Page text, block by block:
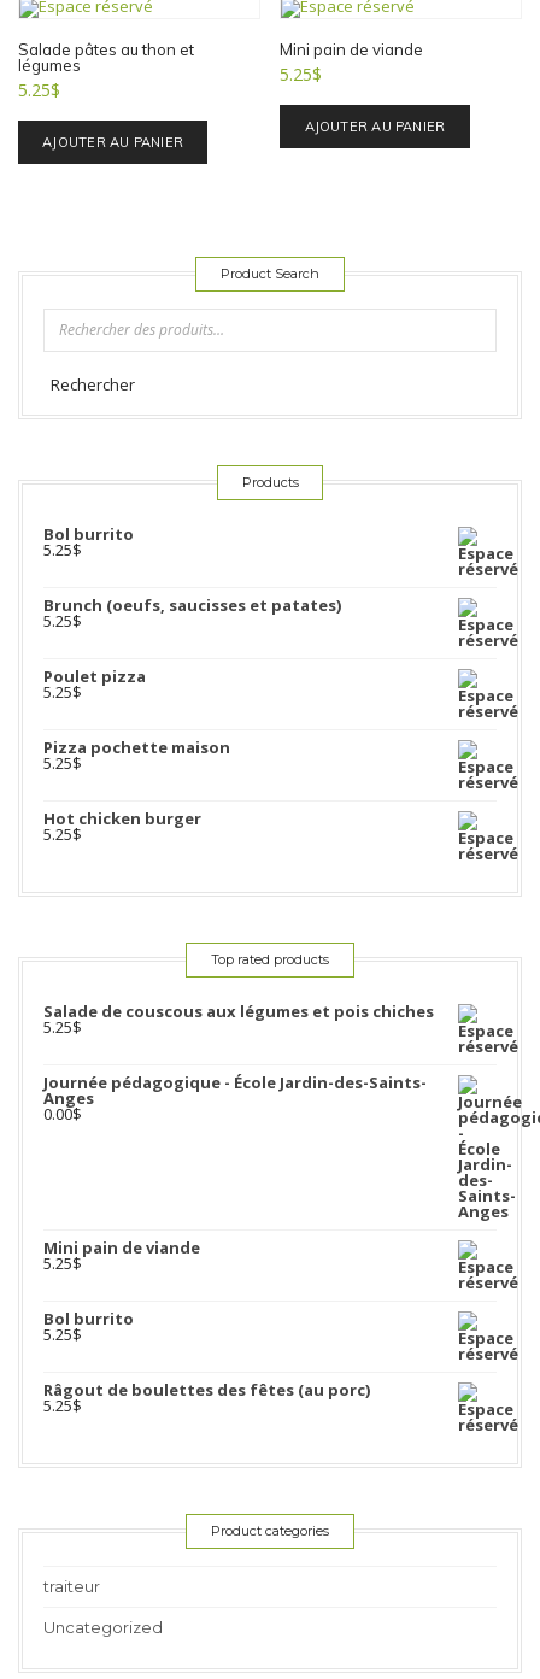
Salade pâtes au thon et
légumes
5.25$
AJOUTER AU PANIER
Mini pain de viande
5.25$
AJOUTER AU PANIER
Product Search
Rechercher
Products
Bol burrito
5.25$
Brunch (oeufs, saucisses et patates)
5.25$
Poulet pizza
5.25$
Pizza pochette maison
5.25$
Hot chicken burger
5.25$
Top rated products
Salade de couscous aux légumes et pois chiches
5.25$
Journée pédagogique - École Jardin-des-Saints-
Anges
0.00$
Mini pain de viande
5.25$
Bol burrito
5.25$
Râgout de boulettes des fêtes (au porc)
5.25$
Product categories
traiteur
Uncategorized